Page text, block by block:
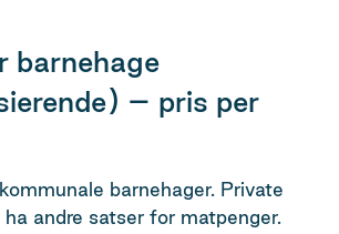
barnehage
– pris per
barnehager. Private
ha andre satser for matpenger.